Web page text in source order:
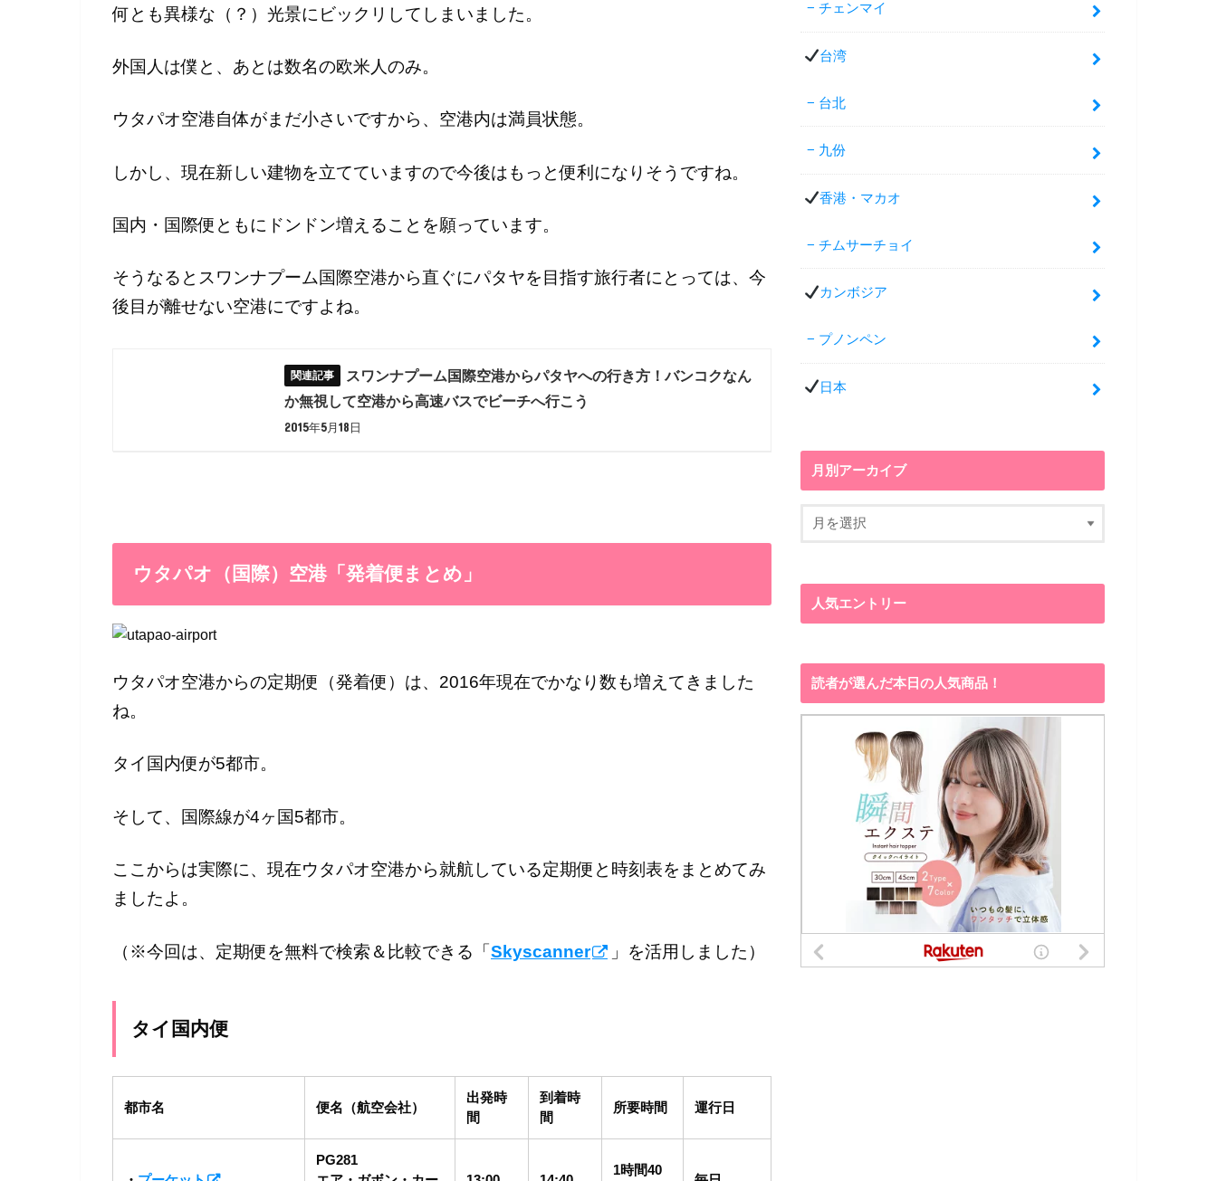
何とも異様な（？）光景にビックリしてしまいました。
外国人は僕と、あとは数名の欧米人のみ。
ウタパオ空港自体がまだ小さいですから、空港内は満員状態。
しかし、現在新しい建物を立てていますので今後はもっと便利になりそうですね。
国内・国際便ともにドンドン増えることを願っています。
そうなるとスワンナプーム国際空港から直ぐにパタヤを目指す旅行者にとっては、今
後目が離せない空港にですよね。
スワンナプーム国際空港からパタヤへの行き方！バンコクなん
か無視して空港から高速バスでビーチへ行こう
2015年5月18日
ウタパオ（国際）空港「発着便まとめ」
ウタパオ空港からの定期便（発着便）は、2016年現在でかなり数も増えてきました
ね。
タイ国内便が5都市。
そして、国際線が4ヶ国5都市。
ここからは実際に、現在ウタパオ空港から就航している定期便と時刻表をまとめてみ
ましたよ。
（※今回は、定期便を無料で検索＆比較できる「Skyscanner 」を活用しました）
タイ国内便
都市名 便名（航空会社）
出発時
間
到着時
間
所要時間 運行日
PG281
1時間40
チェンマイ
台湾
台北
九份
香港・マカオ
チムサーチョイ
カンボジア
プノンペン
日本
月別アーカイブ
人気エントリー
読者が選んだ本日の人気商品！